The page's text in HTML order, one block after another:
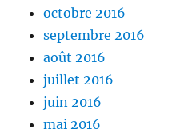
octobre 2016
septembre 2016
août 2016
juillet 2016
juin 2016
mai 2016